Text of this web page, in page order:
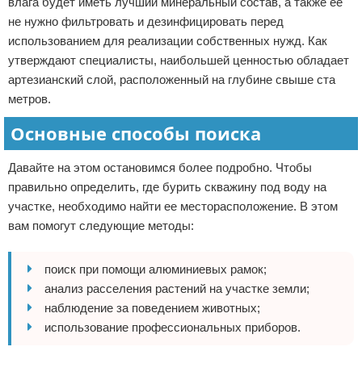
не нужно фильтровать и дезинфицировать перед
использованием для реализации собственных нужд. Как
утверждают специалисты, наибольшей ценностью обладает
артезианский слой, расположенный на глубине свыше ста
метров.
Основные способы поиска
Давайте на этом остановимся более подробно. Чтобы
правильно определить, где бурить скважину под воду на
участке, необходимо найти ее месторасположение. В этом
вам помогут следующие методы:
поиск при помощи алюминиевых рамок;
анализ расселения растений на участке земли;
наблюдение за поведением животных;
использование профессиональных приборов.